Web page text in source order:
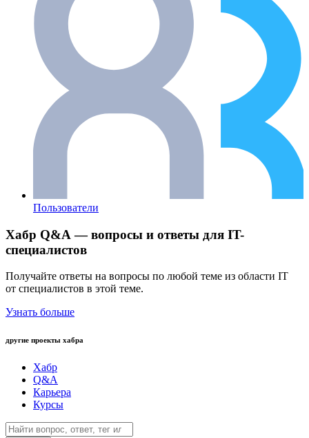
Пользователи
Хабр Q&A — вопросы и ответы для IT-
специалистов
Получайте ответы на вопросы по любой теме из области IT
от специалистов в этой теме.
Узнать больше
другие проекты хабра
Хабр
Q&A
Карьера
Курсы